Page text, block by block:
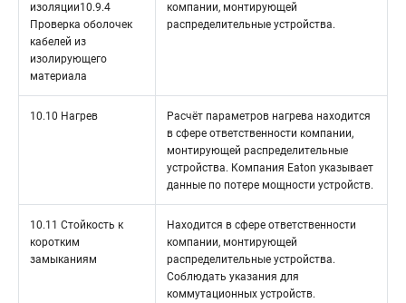
изоляции10.9.4
Проверка оболочек
кабелей из
изолирующего
материала
компании, монтирующей
распределительные устройства.
10.10 Нагрев
Расчёт параметров нагрева находится
в сфере ответственности компании,
монтирующей распределительные
устройства. Компания Eaton указывает
данные по потере мощности устройств.
10.11 Стойкость к
коротким
замыканиям
Находится в сфере ответственности
компании, монтирующей
распределительные устройства.
Соблюдать указания для
коммутационных устройств.